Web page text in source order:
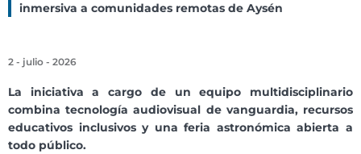
inmersiva a comunidades remotas de Aysén
2 - julio - 2026
La iniciativa a cargo de un equipo multidisciplinario
combina tecnología audiovisual de vanguardia, recursos
educativos inclusivos y una feria astronómica abierta a
todo público.